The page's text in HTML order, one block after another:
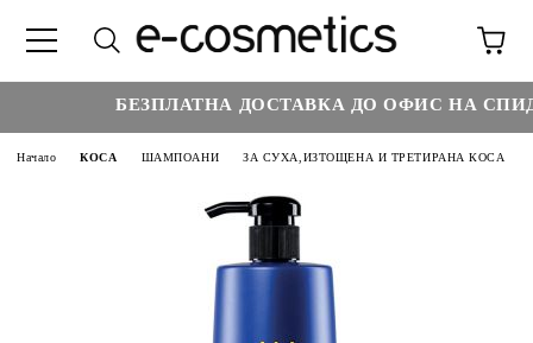
БЕЗПЛАТНА ДОСТАВКА ДО ОФИС НА
Начало КОСА ШАМПОАНИ ЗА СУХА,ИЗТОЩЕНА И ТРЕТИРАНА КОСА